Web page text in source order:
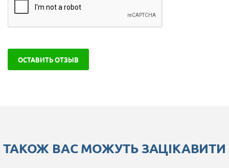
ОСТАВИТЬ ОТЗЫВ
ТАКОЖ ВАС МОЖУТЬ ЗАЦІКАВИТИ